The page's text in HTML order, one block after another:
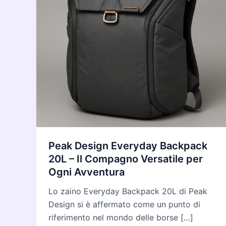
Peak Design Everyday Backpack
20L – Il Compagno Versatile per
Ogni Avventura
Lo zaino Everyday Backpack 20L di Peak
Design si è affermato come un punto di
riferimento nel mondo delle borse […]